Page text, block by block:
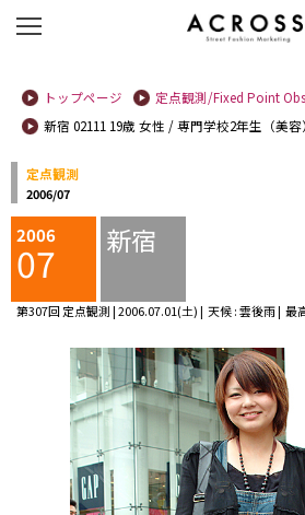
トップページ
定点観測/Fixed Point
新宿 02111 19歳 女性 / 専門学校2年生（美容）
定点観測
2006/07
2006
07 新宿
第307回 定点観測 | 2006.07.01(土) | 天候 : 雲後雨 |